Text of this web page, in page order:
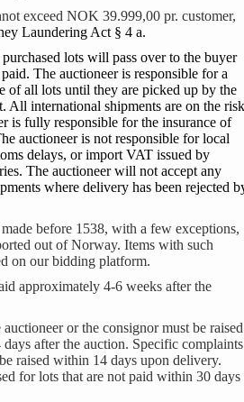
exceed NOK 39.999,00 pr. customer,
Laundering Act § 4 a.
lots will pass over to the buyer
The auctioneer is responsible for a
of all lots until they are picked up by the
All international shipments are on the risk
is fully responsible for the insurance of
auctioneer is not responsible for local
delays, or import VAT issued by
The auctioneer will not accept any
where delivery has been rejected
before 1538, with a few exceptions,
out of Norway. Items with such
on our bidding platform.
approximately 4-6 weeks after the
or the consignor must be raised
after the auction. Specific complaints
raised within 14 days upon delivery.
for lots that are not paid within 30 days